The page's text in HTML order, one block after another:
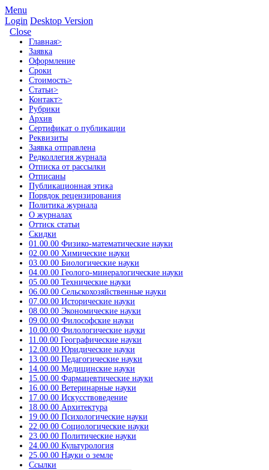
Menu
Login Desktop Version
Close
Главная>
Заявка
Оформление
Сроки
Стоимость>
Статьи>
Контакт>
Рубрики
Архив
Сертификат о публикации
Реквизиты
Заявка отправлена
Редколлегия журнала
Отписка от рассылки
Отписаны
Публикационная этика
Порядок рецензирования
Политика журнала
О журналах
Оттиск статьи
Скидки
01.00.00 Физико-математические науки
02.00.00 Химические науки
03.00.00 Биологические науки
04.00.00 Геолого-минералогические науки
05.00.00 Технические науки
06.00.00 Сельскохозяйственные науки
07.00.00 Исторические науки
08.00.00 Экономические науки
09.00.00 Философские науки
10.00.00 Филологические науки
11.00.00 Географические науки
12.00.00 Юридические науки
13.00.00 Педагогические науки
14.00.00 Медицинские науки
15.00.00 Фармацевтические науки
16.00.00 Ветеринарные науки
17.00.00 Искусствоведение
18.00.00 Архитектура
19.00.00 Психологические науки
22.00.00 Социологические науки
23.00.00 Политические науки
24.00.00 Культурология
25.00.00 Науки о земле
Ссылки